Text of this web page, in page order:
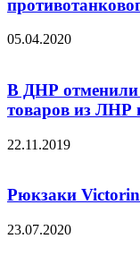
05.04.2020
В ДНР отменили
товаров из ЛНР
22.11.2019
Рюкзаки
23.07.2020